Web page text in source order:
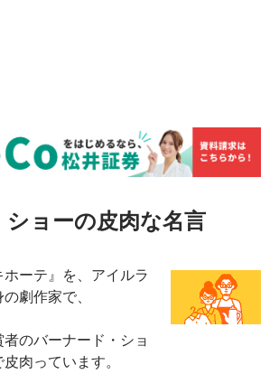
ョーの皮肉な名言
ーテ』を、アイルラ
劇作家で、
のバーナード・ショ
肉っています。